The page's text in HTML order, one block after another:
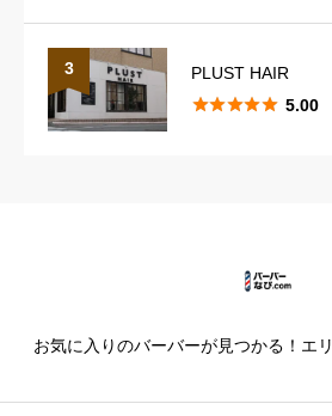
3
PLUST HAIR
 5.00
お気に入りのバーバーが見つかる！エ